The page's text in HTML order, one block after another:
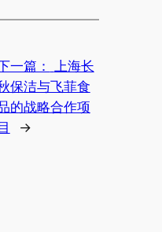
一篇：
上海长
保洁与飞菲食
的战略合作项
→